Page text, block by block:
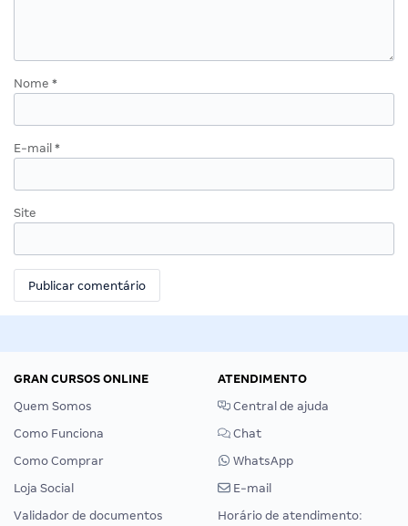
Nome *
E-mail *
Site
GRAN CURSOS ONLINE
Quem Somos
Como Funciona
Como Comprar
Loja Social
Validador de documentos
ATENDIMENTO
Central de ajuda
Chat
WhatsApp
E-mail
Horário de atendimento: